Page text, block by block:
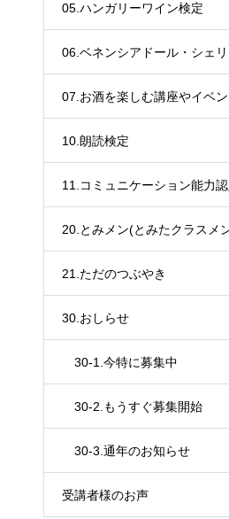
05.ハンガリーワイン検定
06.ベネンシアドール・シェ
07.お酒を楽しむ講座やイベン
10.朗読検定
11.コミュニケーション能力
20.とみメン(とみたクラスメ
21.ただのつぶやき
30.おしらせ
30-1.今特に募集中
30-2.もうすぐ募集開始
30-3.通年のお知らせ
受講者様のお声